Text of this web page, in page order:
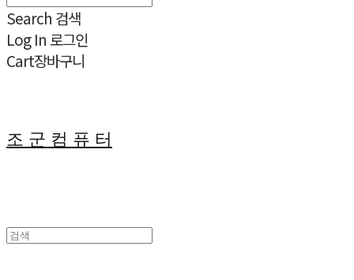
Search 검색
Log In 로그인
Cart장바구니
조 군 컴 퓨 터